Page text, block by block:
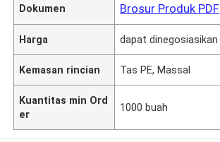
Dokumen Brosur Produk PDF
Harga dapat dinegosiasikan
Kemasan rincian Tas PE, Massal
Kuantitas min Ord
er
1000 buah